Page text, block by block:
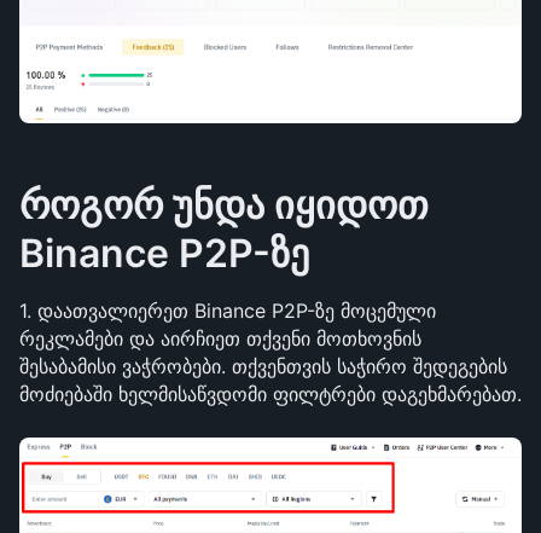
როგორ უნდა იყიდოთ
Binance P2P-ზე
1. დაათვალიერეთ Binance P2P-ზე მოცემული
რეკლამები და აირჩიეთ თქვენი მოთხოვნის
შესაბამისი ვაჭრობები. თქვენთვის საჭირო შედეგების
მოძიებაში ხელმისაწვდომი ფილტრები დაგეხმარებათ.